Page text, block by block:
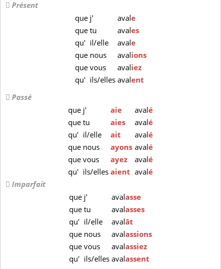
Présent
que j' avale
que tu avales
qu' il/elle avale
que nous avalions
que vous avaliez
qu' ils/elles avalent
Passé
que j' aie avalé
quetu aies avalé
qu' il/elle ait avalé
que nous ayons avalé
quevous ayez avalé
qu' ils/ellesaient avalé
Imparfait
que j' avalasse
quetu avalasses
qu' il/elle avalât
que nous avalassions
quevous avalassiez
qu' ils/ellesavalassent